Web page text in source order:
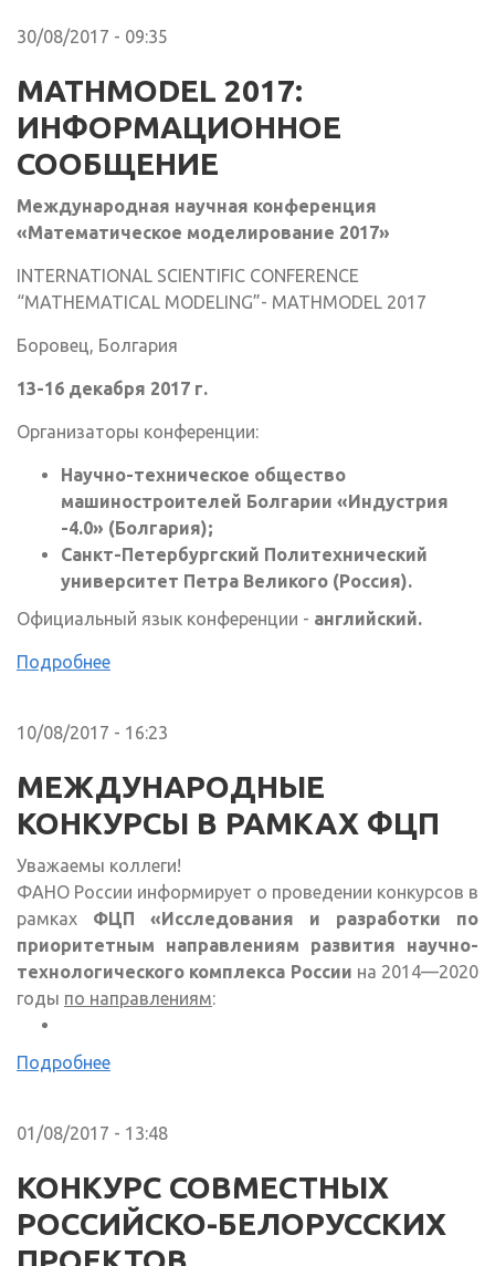
30/08/2017 - 09:35
MATHMODEL 2017:
ИНФОРМАЦИОННОЕ
СООБЩЕНИЕ
Международная научная конференция
«Математическое моделирование 2017»
INTERNATIONAL SCIENTIFIC CONFERENCE
“MATHEMATICAL MODELING”- MATHMODEL 2017
Боровец, Болгария
13-16 декабря 2017 г.
Организаторы конференции:
Научно-техническое общество
машиностроителей Болгарии «Индустрия
-4.0» (Болгария);
Санкт-Петербургский Политехнический
университет Петра Великого (Россия).
Официальный язык конференции - английский.
Подробнее
10/08/2017 - 16:23
МЕЖДУНАРОДНЫЕ
КОНКУРСЫ В РАМКАХ ФЦП
Уважаемы коллеги!
ФАНО России информирует о проведении конкурсов в
рамках ФЦП «Исследования и разработки по
приоритетным направлениям развития научно-
технологического комплекса России на 2014—2020
годы по направлениям:
Подробнее
01/08/2017 - 13:48
КОНКУРС СОВМЕСТНЫХ
РОССИЙСКО-БЕЛОРУССКИХ